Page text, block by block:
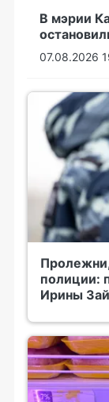
В мэрии
07.08.2026
полиции:
Ирины